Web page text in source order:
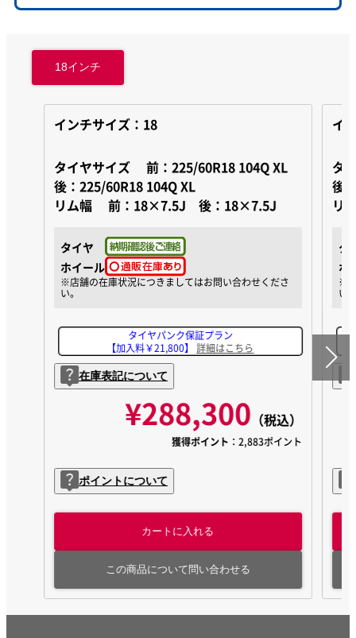
18インチ
インチサイズ：18
タイヤサイズ前：225/60R18 104Q XL
後：225/60R18 104Q XL
リム幅前：18×7.5J 後：18×7.5J
タイヤ
ホイール
タイヤパンク保証プラン
【加入料￥21,800】詳細はこちら
在庫表記について
¥288,300 （税込）
獲得ポイント ：2,883ポイント
ポイントについて
カートに入れる
この商品について問い合わせる
イ
タ
後
リ
タ
ホ